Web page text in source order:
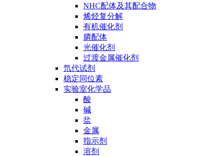
NHC配体及其配合物
烯烃复分解
有机催化剂
膦配体
光催化剂
过渡金属催化剂
氘代试剂
稳定同位素
实验室化学品
酸
碱
盐
金属
指示剂
溶剂